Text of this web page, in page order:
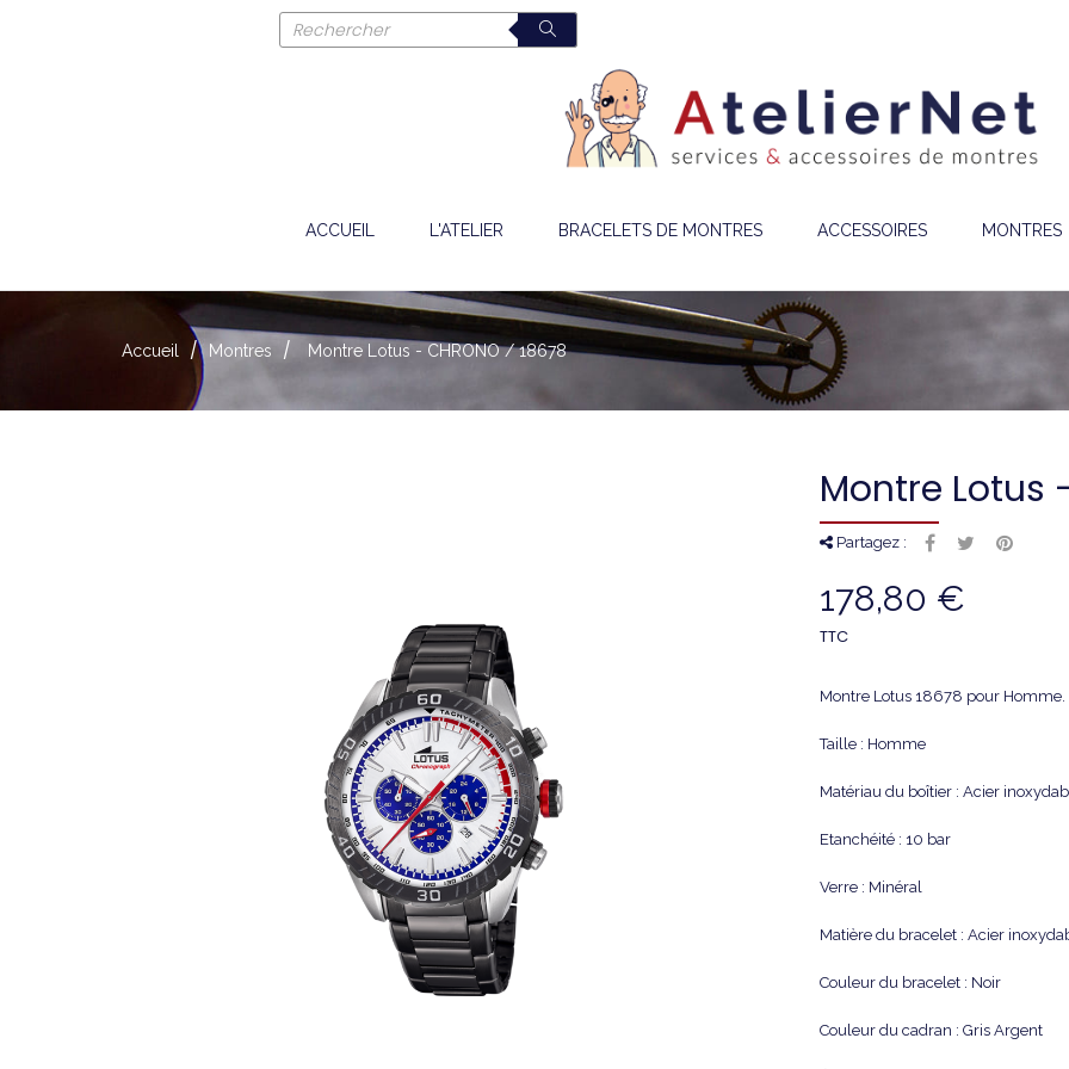
ACCUEIL L'ATELIER BRACELETS DE MONTRES ACCESSOIRES MONTRES
Accueil Montres Montre Lotus - CHRONO / 18678
Montre Lotus
Partagez :
178,80 €
TTC
Montre Lotus 18678 pour Homme.
Taille : Homme
Matériau du boîtier : Acier
Etanchéité : 10 bar
Verre : Minéral
Matière du bracelet : Acier
Couleur du bracelet : Noir
Couleur du cadran : Gris Argent